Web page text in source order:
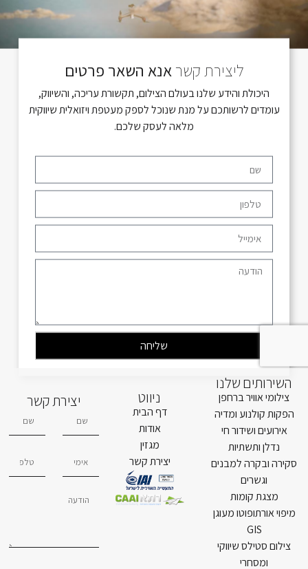
ליצירת קשראנא השאר פרטים
היכולת והידע שלנו בעולם הצילום, תקשורת עריכה, והשיווק,
עומדים לרשותכם על מנת שנוכל לספק מעטפת ויזואלית שיווקית
מלאה לעסק שלכם.
שליחה
השירותים שלנו
צילומי אוויר ברחפן
הפקות קולנוע ומדיה
אירועים ושידור חי
נדלן ותשתיות
סקירה ובקרה למבנים
וגשרים
מצגת קומות
מיפוי אורתופוטו מעוגן
GIS
צילום סטילס שיווקי
ומסחרי
ניווט
דף הבית
אודות
מגזין
יצירת קשר
יצירת קשר